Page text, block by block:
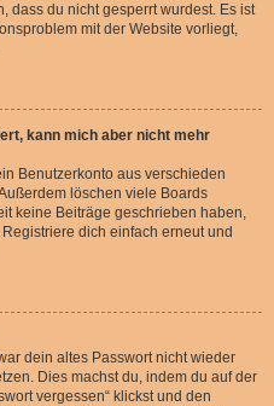
dass du nicht gesperrt wurdest. Es ist
mit der Website vorliegt,
kann mich aber nicht mehr
Benutzerkonto aus verschieden
löschen viele Boards
keine Beiträge geschrieben haben,
dich einfach erneut und
dein altes Passwort nicht wieder
Dies machst du, indem du auf der
vergessen“ klickst und den